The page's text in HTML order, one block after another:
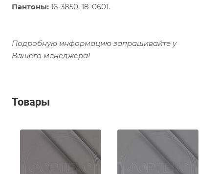
Пантоны: 16-3850, 18-0601.
Подробную информацию запрашивайте у
Вашего менеджера!
Товары